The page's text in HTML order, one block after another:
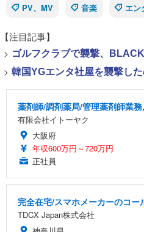
PV、MV
音楽 エン
【注目記事】
> ゴルフクラブで襲撃、
> 韓国YGエンタ社屋を襲撃し
薬剤師/調剤薬局/管理薬剤師業
有限会社イトーヤク
大阪府
年収600万円～720万円
正社員
完全在宅/スマホメーカーのコ
TDCX Japan株式会社